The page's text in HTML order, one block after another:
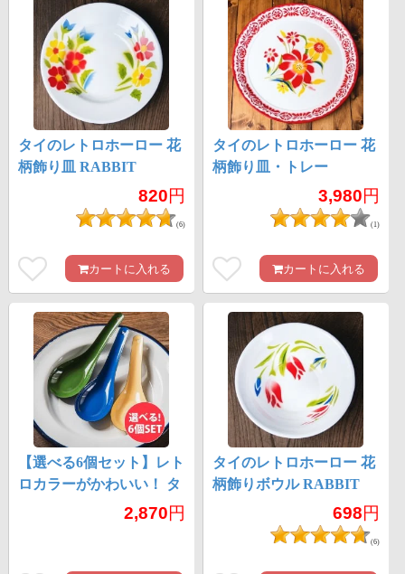
タイのレトロホーロー 花
柄飾り皿 RABBIT
BRAND〔約20.5cm×約
820円
(6)
カートに入れる
タイのレトロホーロー 花
柄飾り皿・トレー
RABBIT BRAND〔約
45cm×約4.3cm〕
3,980円
(1)
カートに入れる
【選べる6個セット】レト
ロカラーがかわいい！ タ
イのホーローれんげ 琺瑯
2,870円
タイのレトロホーロー 花
柄飾りボウル RABBIT
BRAND〔約16cm×約
698円
(6)